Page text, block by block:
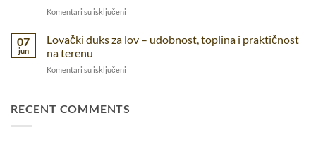
udobnost
Komentari su isključeni
lovačke
uslove
07
jun
Lovački duks za lov – udobnost, toplina i praktičnost
na terenu
Komentari su isključeni
za
RECENT COMMENTS